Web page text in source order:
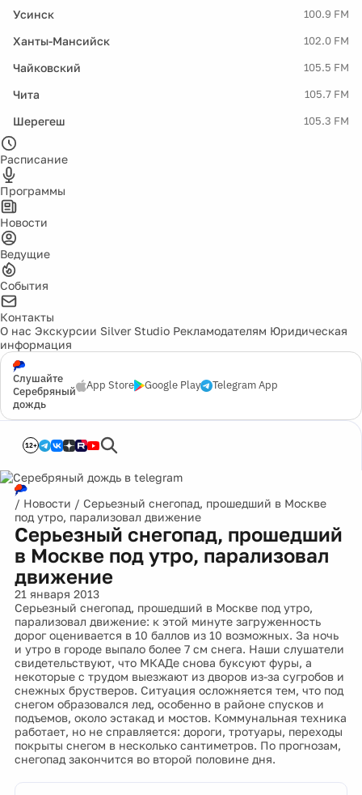
Усинск 100.9 FM
Ханты-Мансийск 102.0 FM
Чайковский 105.5 FM
Чита 105.7 FM
Шерегеш 105.3 FM
Расписание
Программы
Новости
Ведущие
События
Контакты
О нас Экскурсии Silver Studio Рекламодателям Юридическая
информация
Слушайте
Серебряный
дождь
App Store Google Play Telegram App
12+
/ Новости / Серьезный снегопад, прошедший в Москве
под утро, парализовал движение
Серьезный снегопад, прошедший
в Москве под утро, парализовал
движение
21 января 2013
Серьезный снегопад, прошедший в Москве под утро,
парализовал движение: к этой минуте загруженность
дорог оценивается в 10 баллов из 10 возможных. За ночь
и утро в городе выпало более 7 см снега. Наши слушатели
свидетельствуют, что МКАДе снова буксуют фуры, а
некоторые с трудом выезжают из дворов из-за сугробов и
снежных брустверов. Ситуация осложняется тем, что под
снегом образовался лед, особенно в районе спусков и
подъемов, около эстакад и мостов. Коммунальная техника
работает, но не справляется: дороги, тротуары, переходы
покрыты снегом в несколько сантиметров. По прогнозам,
снегопад закончится во второй половине дня.